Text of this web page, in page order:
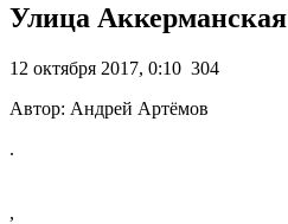
Улица Аккерманская
12 октября 2017, 0:10 304
Автор: Андрей Артёмов
.
,